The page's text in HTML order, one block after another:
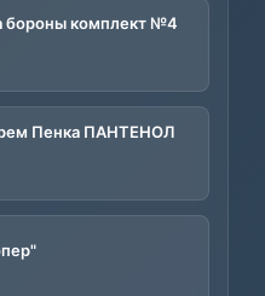
бороны комплект №4
Пенка ПАНТЕНОЛ